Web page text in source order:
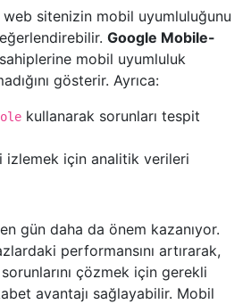
web sitenizin mobil uyumluluğunu
Google Mobile-
mobil uyumluluk
gösterir. Ayrıca:
kullanarak sorunları tespit
izlemek için analitik verileri
gün daha da önem kazanıyor.
performansını artırarak,
çözmek için gerekli
avantajı sağlayabilir. Mobil